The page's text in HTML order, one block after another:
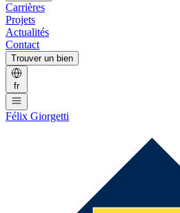
Carrières
Projets
Actualités
Contact
Trouver un bien
fr
Félix Giorgetti